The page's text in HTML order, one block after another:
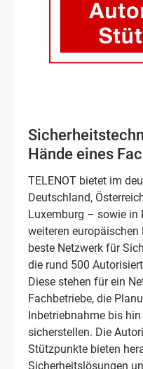
Hände eines
TELENOT bietet im
Deutschland,
Luxemburg – sowie in
weiteren
beste Netzwerk für
die rund 500
Diese stehen für ein
Fachbetriebe, die
Inbetriebnahme bis
sicherstellen. Die
Stützpunkte bieten
Sicherheitslösungen